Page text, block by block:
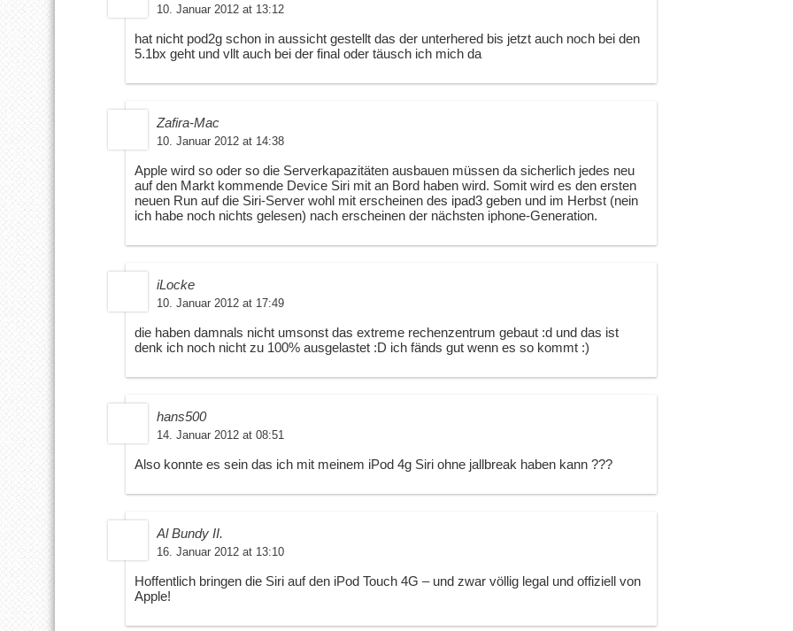
10. Januar 2012 at 13:12
hat nicht pod2g schon in aussicht gestellt das der unterhered bis jetzt auch noch bei den
5.1bx geht und vllt auch bei der final oder täusch ich mich da
Zafira-Mac
10. Januar 2012 at 14:38
Apple wird so oder so die Serverkapazitäten ausbauen müssen da sicherlich jedes neu
auf den Markt kommende Device Siri mit an Bord haben wird. Somit wird es den ersten
neuen Run auf die Siri-Server wohl mit erscheinen des ipad3 geben und im Herbst (nein
ich habe noch nichts gelesen) nach erscheinen der nächsten iphone-Generation.
iLocke
10. Januar 2012 at 17:49
die haben damnals nicht umsonst das extreme rechenzentrum gebaut :d und das ist
denk ich noch nicht zu 100% ausgelastet :D ich fänds gut wenn es so kommt :)
hans500
14. Januar 2012 at 08:51
Also konnte es sein das ich mit meinem iPod 4g Siri ohne jallbreak haben kann ???
Al Bundy II.
16. Januar 2012 at 13:10
Hoffentlich bringen die Siri auf den iPod Touch 4G – und zwar völlig legal und offiziell von
Apple!